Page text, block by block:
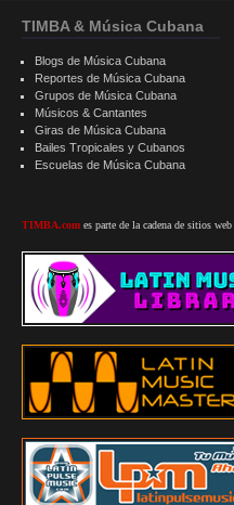
TIMBA & Música Cubana
Blogs de Música Cubana
Reportes de Música Cubana
Grupos de Música Cubana
Músicos & Cantantes
Giras de Música Cubana
Bailes Tropicales y Cubanos
Escuelas de Música Cubana
TIMBA.com es parte de la cadena de sitios web